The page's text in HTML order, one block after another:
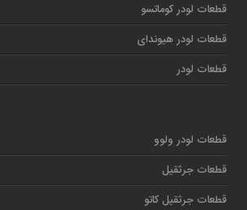
قطعات لودر کوماتسو
قطعات لودر هیوندای
قطعات لودر
قطعات لودر ولوو
قطعات جرثقیل
قطعات جرثقیل کاتو